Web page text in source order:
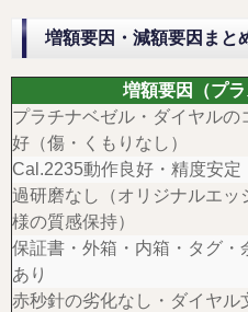
増額要因・減額要因まと
増額要因（プラ
プラチナベゼル・ダイヤルの
好（傷・くもりなし）
Cal.2235動作良好・精度安定
過研磨なし（オリジナルエッ
様の質感保持）
保証書・外箱・内箱・タグ・
あり
赤秒針の劣化なし・ダイヤル